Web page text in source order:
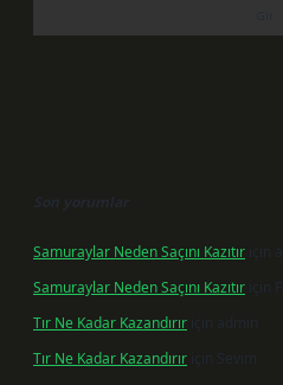
Son yorumlar
Samuraylar Neden Saçını Kazıtır için
Samuraylar Neden Saçını Kazıtır için
Tır Ne Kadar Kazandırır için
admin
Tır Ne Kadar Kazandırır için Sevim